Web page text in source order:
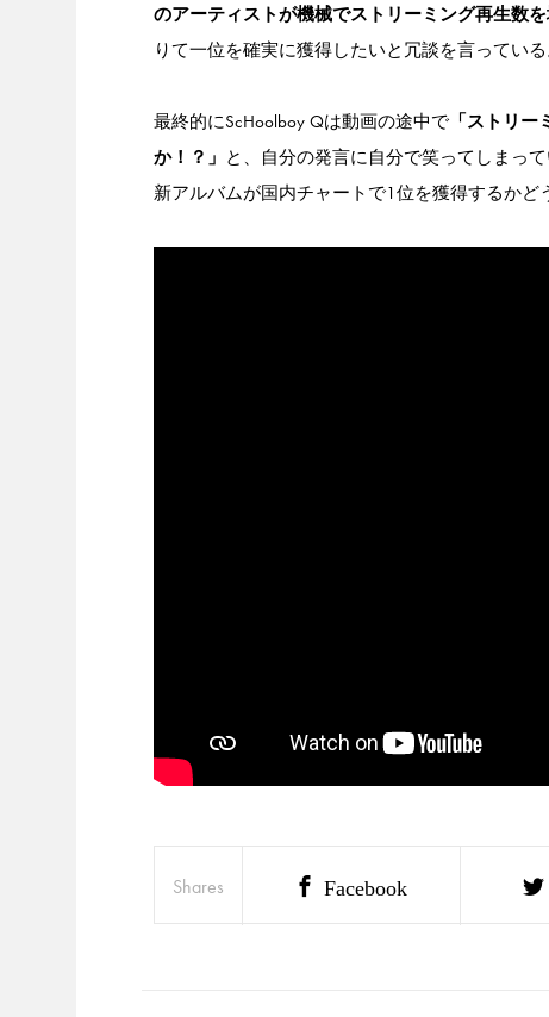
のアーティストが機械でストリーミング再生数を
りて一位を確実に獲得したいと冗談を言っている
最終的にScHoolboy Qは動画の途中で 「ストリ
か！？」 と、自分の発言に自分で笑ってしまっ
新アルバムが国内チャートで1位を獲得するかど
Shares Facebook